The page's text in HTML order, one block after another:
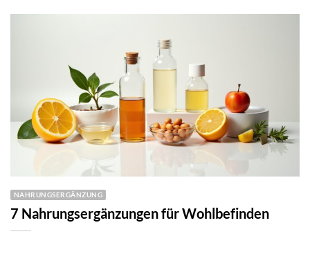
NAHRUNGSERGÄNZUNG
7 Nahrungsergänzungen für Wohlbefinden